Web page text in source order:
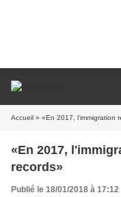
Accueil » «En 2017, l'immigration
«En 2017,
records»
Publié le 18/01/2018 à 17:12